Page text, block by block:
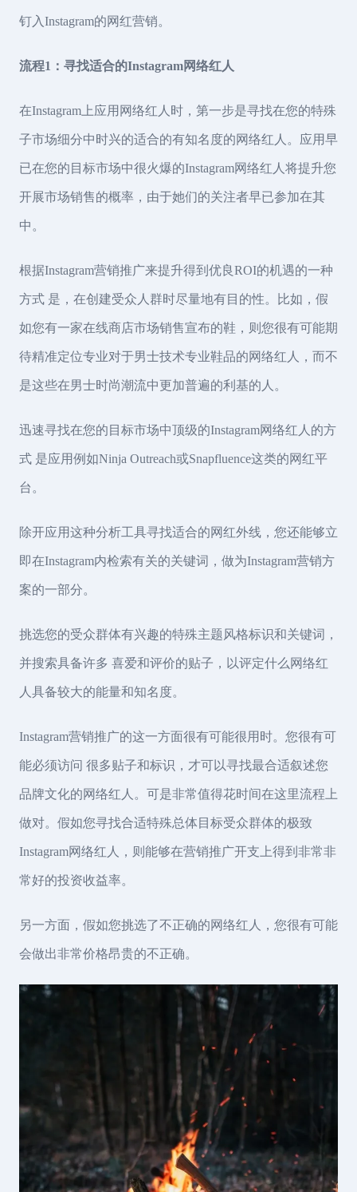
钉入Instagram的网红营销。
流程1：寻找适合的Instagram网络红人
在Instagram上应用网络红人时，第一步是寻找在您的特殊
子市场细分中时兴的适合的有知名度的网络红人。应用早
已在您的目标市场中很火爆的Instagram网络红人将提升您
开展市场销售的概率，由于她们的关注者早已参加在其
中。
根据Instagram营销推广来提升得到优良ROI的机遇的一种
方式 是，在创建受众人群时尽量地有目的性。比如，假
如您有一家在线商店市场销售宣布的鞋，则您很有可能期
待精准定位专业对于男士技术专业鞋品的网络红人，而不
是这些在男士时尚潮流中更加普遍的利基的人。
迅速寻找在您的目标市场中顶级的Instagram网络红人的方
式 是应用例如Ninja Outreach或Snapfluence这类的网红平
台。
除开应用这种分析工具寻找适合的网红外线，您还能够立
即在Instagram内检索有关的关键词，做为Instagram营销方
案的一部分。
挑选您的受众群体有兴趣的特殊主题风格标识和关键词，
并搜索具备许多 喜爱和评价的贴子，以评定什么网络红
人具备较大的能量和知名度。
Instagram营销推广的这一方面很有可能很用时。您很有可
能必须访问 很多贴子和标识，才可以寻找最合适叙述您
品牌文化的网络红人。可是非常值得花时间在这里流程上
做对。假如您寻找合适特殊总体目标受众群体的极致
Instagram网络红人，则能够在营销推广开支上得到非常非
常好的投资收益率。
另一方面，假如您挑选了不正确的网络红人，您很有可能
会做出非常价格昂贵的不正确。